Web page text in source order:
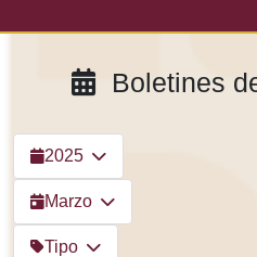
Boletines
2025
Marzo
Tipo